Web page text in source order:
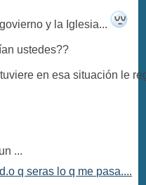
y la Iglesia...
ustedes??
en esa situación le
...
q seras lo q me pasa....